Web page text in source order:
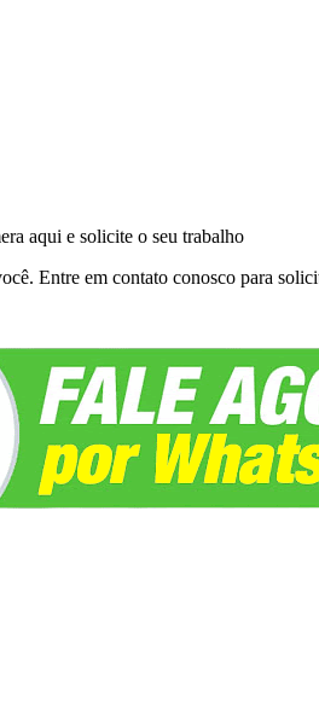
aqui e solicite o seu trabalho
Entre em contato conosco para